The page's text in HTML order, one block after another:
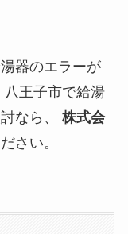
器のエラーが
八王子市で給湯
なら、 株式会
さい。